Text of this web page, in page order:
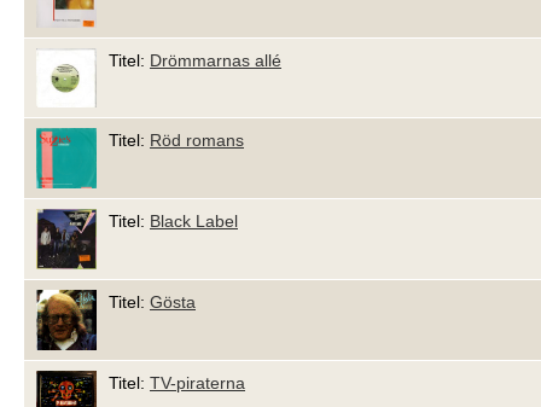
Titel: Drömmarnas allé
Titel: Röd romans
Titel: Black Label
Titel: Gösta
Titel: TV-piraterna